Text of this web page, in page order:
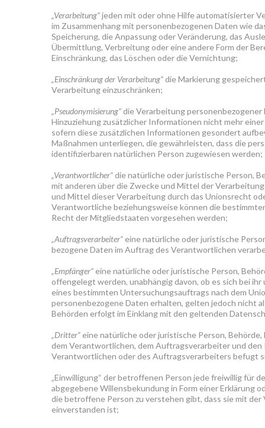
„Verarbeitung“jeden mit oder ohne Hilfe automatisierter
im Zusammenhang mit personenbezogenen Daten wie
Speicherung, die Anpassung oder Veränderung, das
Übermittlung, Verbreitung oder eine andere Form der
Einschränkung, das Löschen oder die Vernichtung;
„Einschränkung der Verarbeitung“die Markierung
Verarbeitung einzuschränken;
„Pseudonymisierung“die Verarbeitung
Hinzuziehung zusätzlicher Informationen nicht mehr
sofern diese zusätzlichen Informationen gesondert
Maßnahmen unterliegen, die gewährleisten, dass die
identifizierbaren natürlichen Person zugewiesen werden;
„Verantwortlicher“die natürliche oder juristische Person,
mit anderen über die Zwecke und Mittel der
und Mittel dieser Verarbeitung durch das Unionsrecht
Verantwortliche beziehungsweise können die
Recht der Mitgliedstaaten vorgesehen werden;
„Auftragsverarbeiter“ eine natürliche oder juristische
bezogene Daten im Auftrag des Verantwortlichen
„Empfänger“ eine natürliche oder juristische Person,
offengelegt werden, unabhängig davon, ob es sich bei
eines bestimmten Untersuchungsauftrags nach dem
personenbezogene Daten erhalten, gelten jedoch nicht
Behörden erfolgt im Einklang mit den geltenden
„Dritter“ eine natürliche oder juristische Person,
dem Verantwortlichen, dem Auftragsverarbeiter und
Verantwortlichen oder des Auftragsverarbeiters befugt
„Einwilligung“ der betroffenen Person jede freiwillig für
abgegebene Willensbekundung in Form einer Erklärung
die betroffene Person zu verstehen gibt, dass sie mit
einverstanden ist;